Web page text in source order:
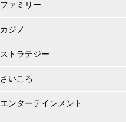
ファミリー
カジノ
ストラテジー
さいころ
エンターテインメント